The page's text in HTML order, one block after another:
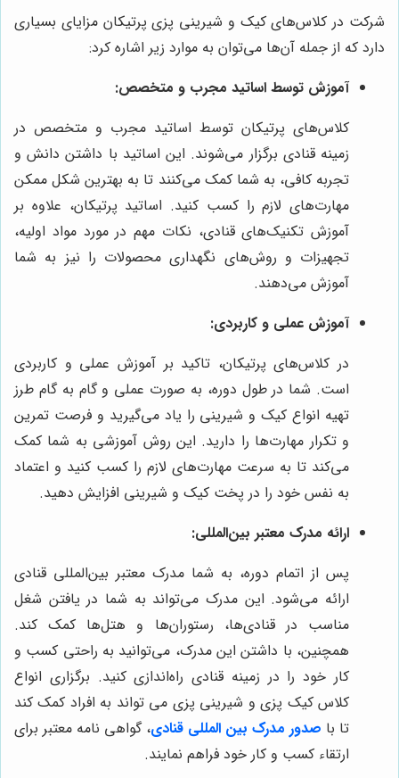
شرکت در کلاس‌های کیک و شیرینی پزی پرتیکان مزایای بسیاری
دارد که از جمله آن‌ها می‌توان به موارد زیر اشاره کرد:
آموزش توسط اساتید مجرب و متخصص:
کلاس‌های پرتیکان توسط اساتید مجرب و متخصص در
زمینه قنادی برگزار می‌شوند. این اساتید با داشتن دانش و
تجربه کافی، به شما کمک می‌کنند تا به بهترین شکل ممکن
مهارت‌های لازم را کسب کنید. اساتید پرتیکان، علاوه بر
آموزش تکنیک‌های قنادی، نکات مهم در مورد مواد اولیه،
تجهیزات و روش‌های نگهداری محصولات را نیز به شما
آموزش می‌دهند.
آموزش عملی و کاربردی:
در کلاس‌های پرتیکان، تاکید بر آموزش عملی و کاربردی
است. شما در طول دوره، به صورت عملی و گام به گام طرز
تهیه انواع کیک و شیرینی را یاد می‌گیرید و فرصت تمرین
و تکرار مهارت‌ها را دارید. این روش آموزشی به شما کمک
می‌کند تا به سرعت مهارت‌های لازم را کسب کنید و اعتماد
به نفس خود را در پخت کیک و شیرینی افزایش دهید.
ارائه مدرک معتبر بین‌المللی:
پس از اتمام دوره، به شما مدرک معتبر بین‌المللی قنادی
ارائه می‌شود. این مدرک می‌تواند به شما در یافتن شغل
مناسب در قنادی‌ها، رستوران‌ها و هتل‌ها کمک کند.
همچنین، با داشتن این مدرک، می‌توانید به راحتی کسب و
کار خود را در زمینه قنادی راه‌اندازی کنید. برگزاری انواع
کلاس کیک پزی و شیرینی پزی می تواند به افراد کمک کند
تا با صدور مدرک بین المللی قنادی، گواهی نامه معتبر برای
ارتقاء کسب و کار خود فراهم نمایند.